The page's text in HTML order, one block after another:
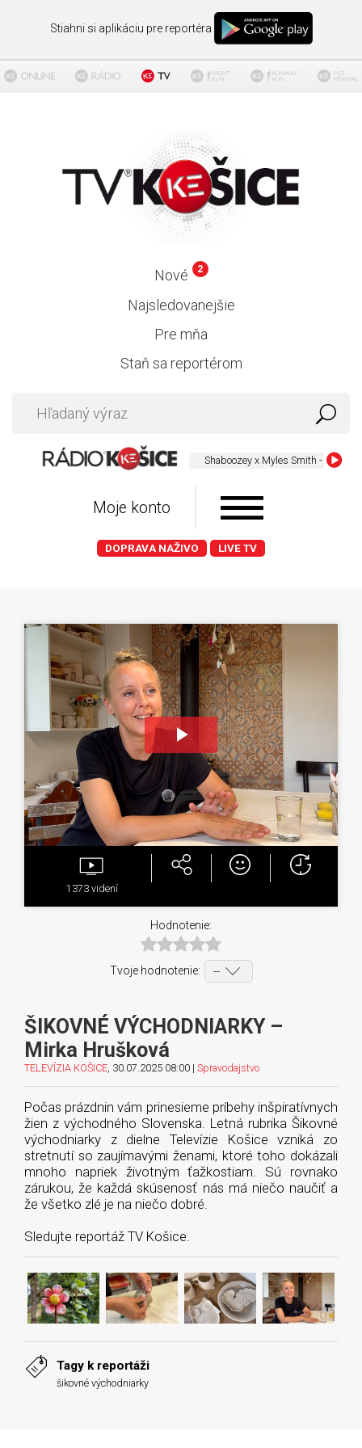
Stiahni si aplikáciu pre reportéra
Nové 2
Najsledovanejšie
Pre mňa
Staň sa reportérom
Shaboozey x Myles Smith - Blink Twice
Moje konto
DOPRAVA NAŽIVO LIVE TV
Play
Video
1373 videní
Hodnotenie:
Tvoje hodnotenie:
ŠIKOVNÉ VÝCHODNIARKY –
Mirka Hrušková
TELEVÍZIA KOŠICE , 30.07.2025 08:00 | Spravodajstvo
Počas prázdnin vám prinesieme príbehy inšpiratívnych
žien z východného Slovenska. Letná rubrika Šikovné
východniarky z dielne Televízie Košice vzniká zo
stretnutí so zaujímavými ženami, ktoré toho dokázali
mnoho napriek životným ťažkostiam. Sú rovnako
zárukou, že každá skúsenosť nás má niečo naučiť a
že všetko zlé je na niečo dobré.
Sledujte reportáž TV Košice.
Tagy k reportáži
šikovné východniarky